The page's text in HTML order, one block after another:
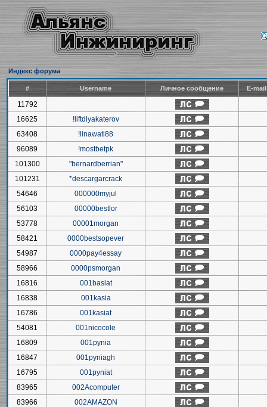
Индекс форума
# Username Личное сообщение E-
11792
16625
!liftdlyakaterov
63408
!linawati88
96089
!mostbetpk
101300
"bernardberrian"
101231
*descargarcrack
54646
000000myjul
56103
00000bestlor
53778
00001morgan
58421
0000bestsopever
54987
0000pay4essay
58966
0000psmorgan
16816
001basiat
16838
001kasia
16786
001kasiat
54081
001nicocole
16809
001pynia
16847
001pyniagh
16795
001pyniat
83965
002Acomputer
83966
002AMAZON